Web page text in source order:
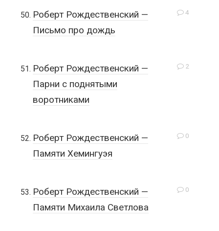
4
Роберт Рождественский —
Письмо про дождь
2
Роберт Рождественский —
Парни с поднятыми
воротниками
0
Роберт Рождественский —
Памяти Хемингуэя
0
Роберт Рождественский —
Памяти Михаила Светлова